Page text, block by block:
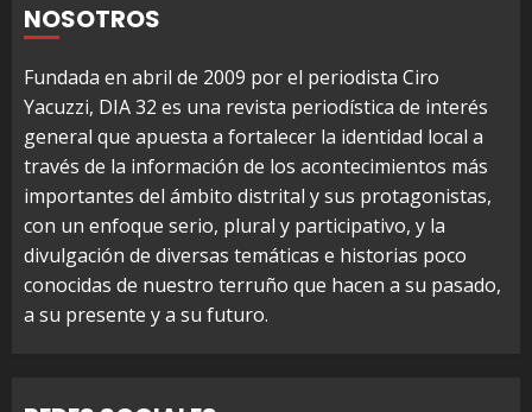
NOSOTROS
Fundada en abril de 2009 por el periodista Ciro
Yacuzzi, DIA 32 es una revista periodística de interés
general que apuesta a fortalecer la identidad local a
través de la información de los acontecimientos más
importantes del ámbito distrital y sus protagonistas,
con un enfoque serio, plural y participativo, y la
divulgación de diversas temáticas e historias poco
conocidas de nuestro terruño que hacen a su pasado,
a su presente y a su futuro.